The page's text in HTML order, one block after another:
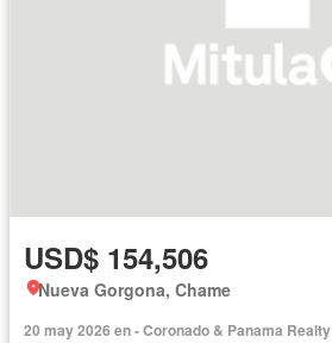
USD$ 154,506
Nueva Gorgona, Chame
20 may 2026 en - Coronado & Panama Realty